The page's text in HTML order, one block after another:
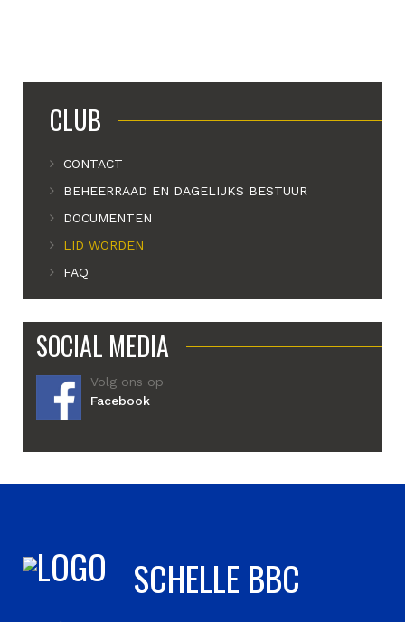
CLUB
CONTACT
BEHEERRAAD EN DAGELIJKS BESTUUR
DOCUMENTEN
LID WORDEN
FAQ
SOCIAL MEDIA
Volg ons op
Facebook
SCHELLE BBC